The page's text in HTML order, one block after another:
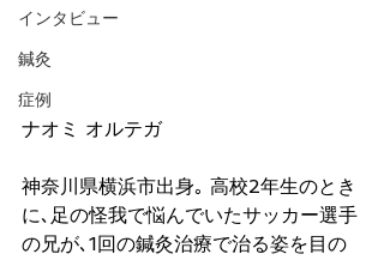
インタビュー
鍼灸
症例
ナオミ オルテガ
神奈川県横浜市出身｡ 高校2年生のとき
に､足の怪我で悩んでいたサッカー選手
の兄が､1回の鍼灸治療で治る姿を目の